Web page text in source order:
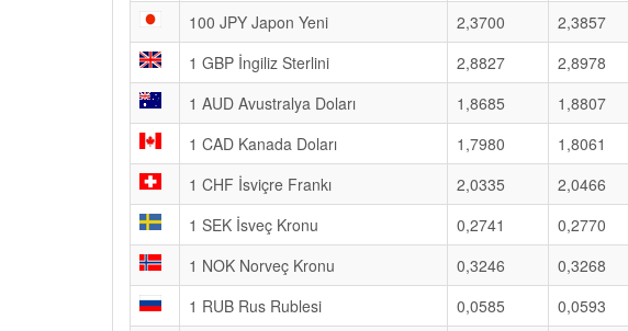
100 JPY Japon Yeni
2,3700 2,3857
1 GBP İngiliz Sterlini
2,8827 2,8978
1 AUD Avustralya Doları
1,8685 1,8807
1 CAD Kanada Doları
1,7980 1,8061
1 CHF İsviçre Frankı
2,0335 2,0466
1 SEK İsveç Kronu
0,2741 0,2770
1 NOK Norveç Kronu
0,3246 0,3268
1 RUB Rus Rublesi
0,0585 0,0593